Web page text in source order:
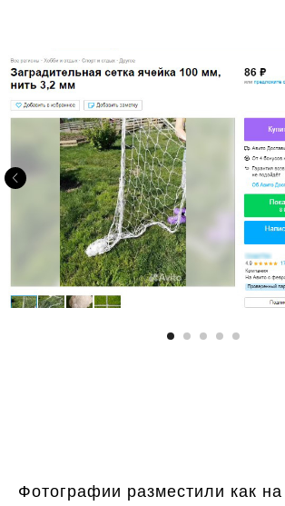
Фотографии разместили как